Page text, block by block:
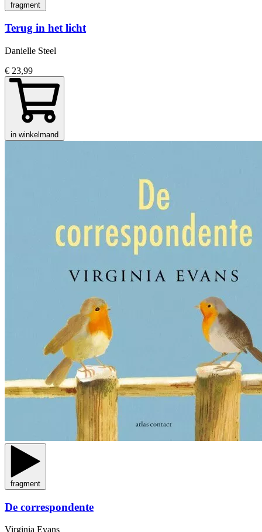
fragment
Terug in het licht
Danielle Steel
€ 23,99
in winkelmand
fragment
De correspondente
Virginia Evans